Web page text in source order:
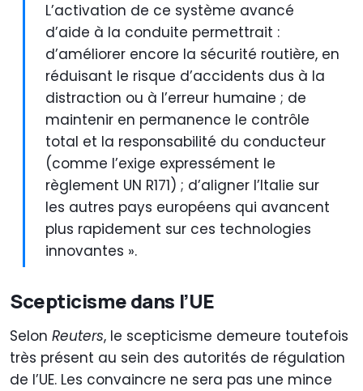
L’activation de ce système avancé
d’aide à la conduite permettrait :
d’améliorer encore la sécurité routière, en
réduisant le risque d’accidents dus à la
distraction ou à l’erreur humaine ; de
maintenir en permanence le contrôle
total et la responsabilité du conducteur
(comme l’exige expressément le
règlement UN R171) ; d’aligner l’Italie sur
les autres pays européens qui avancent
plus rapidement sur ces technologies
innovantes ».
Scepticisme dans l’UE
Selon Reuters, le scepticisme demeure toutefois
très présent au sein des autorités de régulation
de l’UE. Les convaincre ne sera pas une mince